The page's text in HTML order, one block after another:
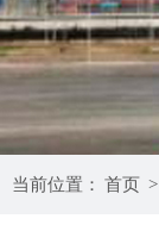
当前位置： 首页 >